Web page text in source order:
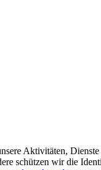
Aktivitäten,
schützen wir die